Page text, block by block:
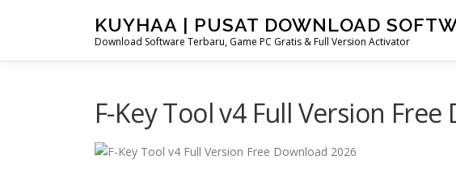
KUYHAA | PUSAT DOWNLOAD
Download Software Terbaru, Game PC Gratis & Full Version Activator
F-Key Tool v4 Full Version